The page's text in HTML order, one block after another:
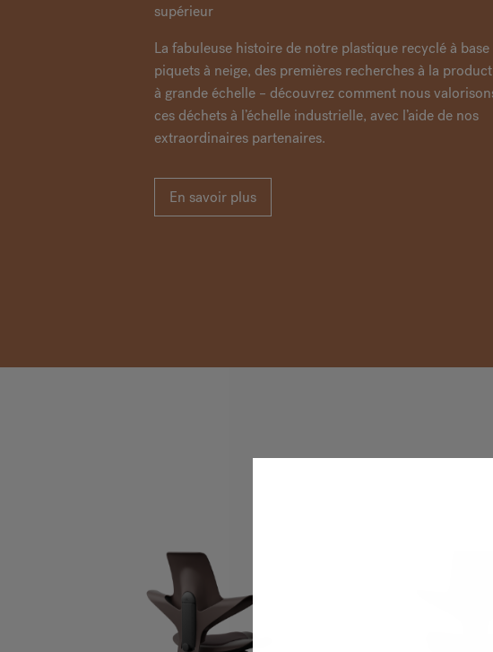
supérieur
La fabuleuse histoire de notre plastique recyclé à base
piquets à neige, des premières recherches à la
à grande échelle – découvrez comment nous
ces déchets à l’échelle industrielle, avec l’aide de nos
extraordinaires partenaires.
En savoir plus